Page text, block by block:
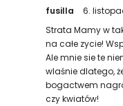
fusilla
6.
Strata Mamy w
na całe zycie!
Ale mnie sie te
wlaśnie dlatego,
bogactwem
czy kwiatów!